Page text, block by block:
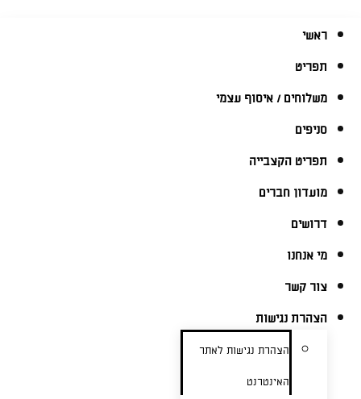
ראשי
תפריט
משלוחים / איסוף עצמי
סניפים
תפריט הקצבייה
מועדון חברים
דרושים
מי אנחנו
צור קשר
הצהרת נגישות
הצהרת נגישות לאתר
האינטרנט